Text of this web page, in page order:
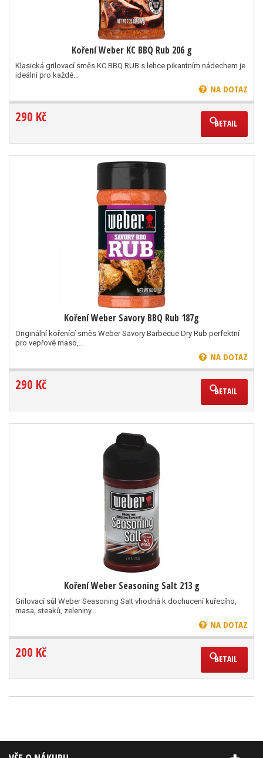
Koření Weber KC BBQ Rub 206 g
Klasická grilovací směs KC BBQ RUB s lehce pikantním nádechem je
ideální pro každé...
NA DOTAZ
290 Kč DETAIL
Koření Weber Savory BBQ Rub 187g
Originální kořenící směs Weber Savory Barbecue Dry Rub perfektní
pro vepřové maso,...
NA DOTAZ
290 Kč DETAIL
Koření Weber Seasoning Salt 213 g
Grilovací sůl Weber Seasoning Salt vhodná k dochucení kuřecího,
masa, steaků, zeleniny...
NA DOTAZ
200 Kč DETAIL